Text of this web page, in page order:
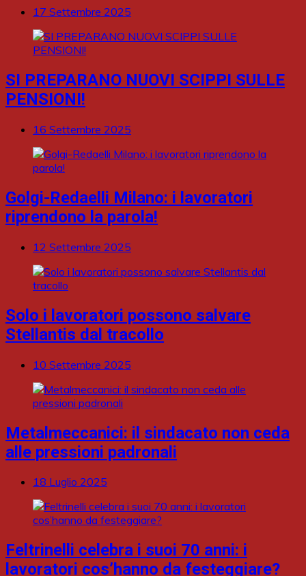
17 Settembre 2025
SI PREPARANO NUOVI SCIPPI SULLE
PENSIONI!
16 Settembre 2025
Golgi-Redaelli Milano: i lavoratori
riprendono la parola!
12 Settembre 2025
Solo i lavoratori possono salvare
Stellantis dal tracollo
10 Settembre 2025
Metalmeccanici: il sindacato non ceda
alle pressioni padronali
18 Luglio 2025
Feltrinelli celebra i suoi 70 anni: i
lavoratori cos’hanno da festeggiare?